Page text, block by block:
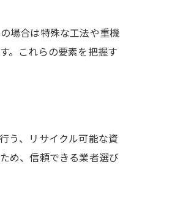
場合は特殊な工法や重機
。これらの要素を把握す
う、リサイクル可能な資
め、信頼できる業者選び